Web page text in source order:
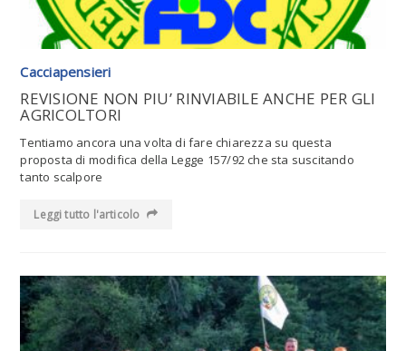
Cacciapensieri
REVISIONE NON PIU’ RINVIABILE ANCHE PER GLI
AGRICOLTORI
Tentiamo ancora una volta di fare chiarezza su questa
proposta di modifica della Legge 157/92 che sta suscitando
tanto scalpore
Leggi tutto l'articolo